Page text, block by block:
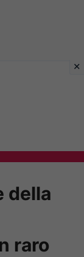
della
raro